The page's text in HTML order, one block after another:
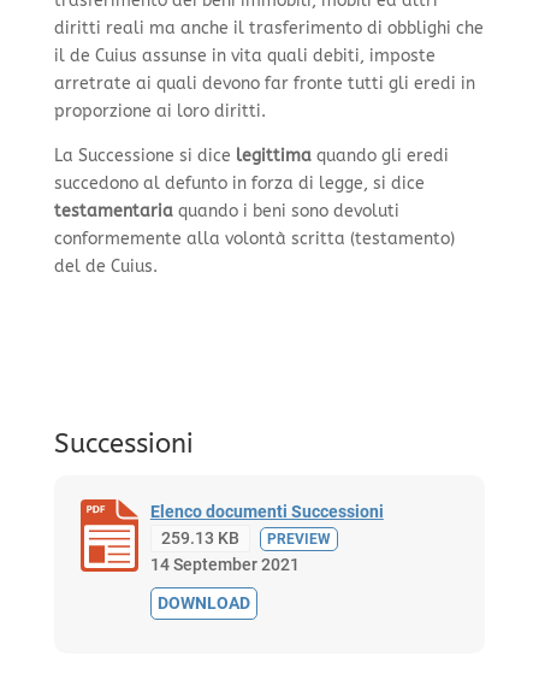
diritti reali ma anche il trasferimento di obblighi che
il de Cuius assunse in vita quali debiti, imposte
arretrate ai quali devono far fronte tutti gli eredi in
proporzione ai loro diritti.
La Successione si dice legittimaquando gli eredi
succedono al defunto in forza di legge, si dice
testamentariaquando i beni sono devoluti
conformemente alla volontà scritta (testamento)
del de Cuius.
Successioni
Elenco documenti Successioni
259.13 KB
PREVIEW
14 September 2021
DOWNLOAD